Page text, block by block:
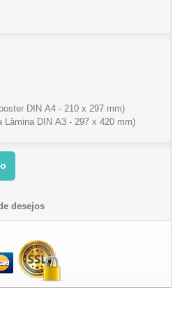
DIN A4 - 210 x 297 mm)
Lâmina DIN A3 - 297 x 420 mm)
desejos